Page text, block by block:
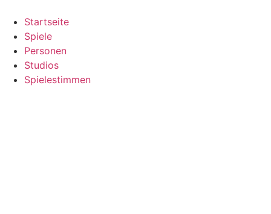
Inhalt
springen
Startseite
Spiele
Personen
Studios
Spielestimmen